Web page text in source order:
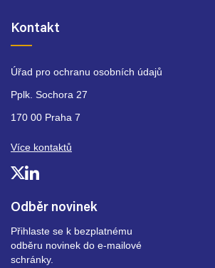
Odběr novinek
Přihlaste se k bezplatnému
odběru novinek do e-mailové
schránky.
Kontakt
Úřad pro ochranu osobních údajů
Pplk. Sochora 27
170 00 Praha 7
Více kontaktů